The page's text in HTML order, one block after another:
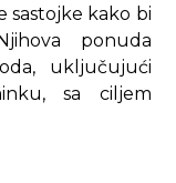
sastojke kako bi
ponuda
uključujući
sa ciljem